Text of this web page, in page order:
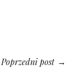
Poprzedni post→